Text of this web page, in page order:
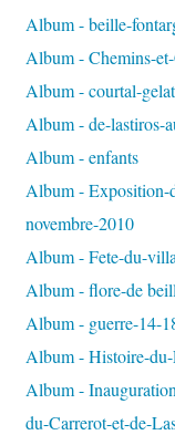
Album - beille-
Album - Chemins-
Album - courtal-gelat
Album - de-lastiros-
Album - enfants
Album - Exposition-
novembre-2010
Album - Fete-du-
Album - flore-de
Album - guerre-14-
Album - Histoire-
Album -
du-Carrerot-et-de-